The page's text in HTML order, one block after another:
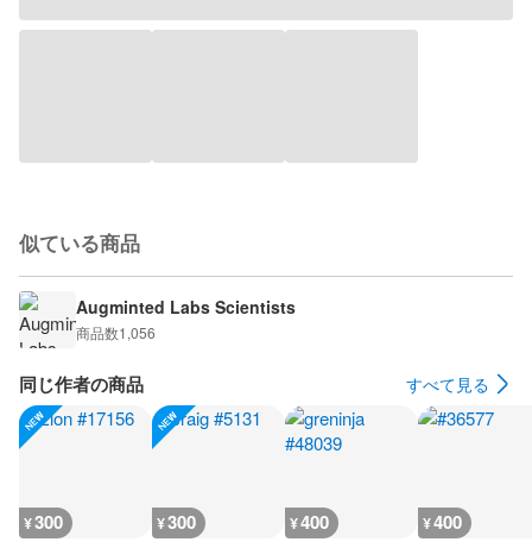
似ている商品
Augminted Labs Scientists
商品数1,056
同じ作者の商品 すべて見る
¥300 ¥300 ¥400 ¥400